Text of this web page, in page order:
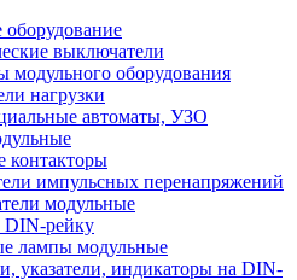
выключатели
модульного оборудования
нагрузки
автоматы, УЗО
контакторы
импульсных перенапряжений
модульные
DIN-рейку
лампы модульные
указатели, индикаторы на DIN-